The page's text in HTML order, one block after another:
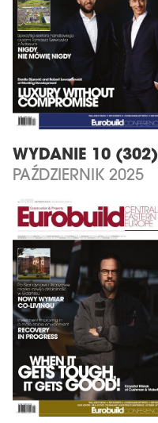
WYDANIE 10 (302)
PAŹDZIERNIK 2025